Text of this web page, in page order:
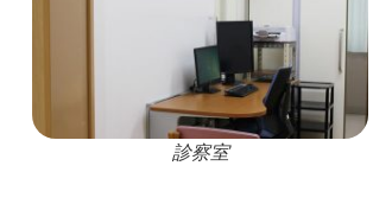
診察室